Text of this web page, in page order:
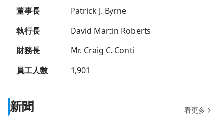
董事長
Patrick J. Byrne
執行長
David Martin Roberts
財務長
Mr. Craig C. Conti
員工人數
1,901
新聞 看更多